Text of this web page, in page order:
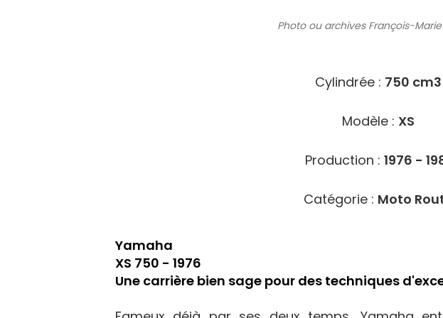
Photo ou archivesFrançois-
Cylindrée : 750 cm3
Modèle : XS
Production : 1976 -
Catégorie : Moto
Yamaha
XS 750 - 1976
Une carrière bien sage pour des techniques